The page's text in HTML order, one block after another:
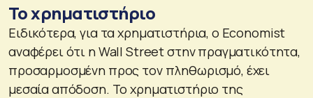
Το χρηματιστήριο
Ειδικότερα, για τα χρηματιστήρια, ο Economist
αναφέρει ότι η Wall Street στην πραγματικότητα,
προσαρμοσμένη προς τον πληθωρισμό, έχει
μεσαία απόδοση. Το χρηματιστήριο της